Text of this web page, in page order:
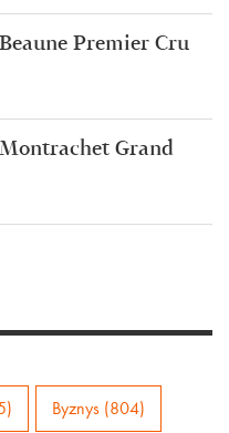
Premier Cru
Grand
Byznys (804)